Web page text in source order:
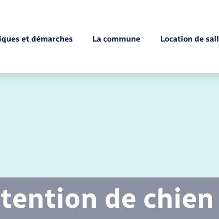
et démarches
Citoyenneté
Mariage – PACS
La commune Location de
de chien